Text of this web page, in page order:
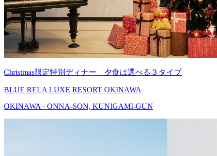
Christmas限定特別ディナー 夕食は選べる３タイプ
BLUE RELA LUXE RESORT OKINAWA
OKINAWA · ONNA-SON, KUNIGAMI-GUN